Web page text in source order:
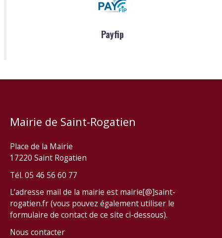
Payfip
Mairie de Saint-Rogatien
Place de la Mairie
17220 Saint Rogatien
Tél. 05 46 56 60 77
L’adresse mail de la mairie est mairie[@]saint-
rogatien.fr (vous pouvez également utiliser le
formulaire de contact de ce site ci-dessous).
Nous contacter